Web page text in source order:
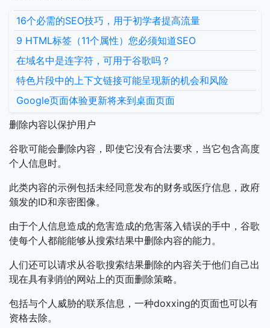
16个必需的SEO技巧，用于初学者提高流量
9 HTML标签（11个属性）您必须知道SEO
在域名中是连字符，可用于谷歌吗？
特色片段中的上下文链接可能呈现新的机会和风险
Google页面体验更新将来到桌面页面
删除内容以保护用户
谷歌可能会删除内容，即使它没有合法要求，当它包含高度
个人信息时。
此类内容的示例包括未经同意发布的财务或医疗信息，政府
颁发的ID和亲密图像。
由于个人信息造成的危害造成的危害落入错误的手中，谷歌
使每个人都能能够从搜索结果中删除内容的能力。
人们还可以请求从谷歌搜索结果删除的内容关于他们自己出
现在具有剥削的网站上的页面删除策略。
包括与个人威胁的联系信息，一种doxxing的页面也可以有
资格去除。